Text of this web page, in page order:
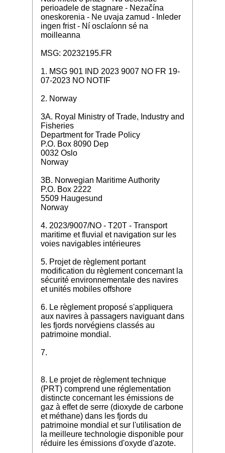
perioadele de stagnare - Nezačína
oneskorenia - Ne uvaja zamud - Inleder
ingen frist - Ní osclaíonn sé na
moilleanna
MSG: 20232195.FR
1. MSG 901 IND 2023 9007 NO FR 19-
07-2023 NO NOTIF
2. Norway
3A. Royal Ministry of Trade, Industry and
Fisheries
Department for Trade Policy
P.O. Box 8090 Dep
0032 Oslo
Norway
3B. Norwegian Maritime Authority
P.O. Box 2222
5509 Haugesund
Norway
4. 2023/9007/NO - T20T - Transport
maritime et fluvial et navigation sur les
voies navigables intérieures
5. Projet de règlement portant
modification du règlement concernant la
sécurité environnementale des navires
et unités mobiles offshore
6. Le règlement proposé s'appliquera
aux navires à passagers naviguant dans
les fjords norvégiens classés au
patrimoine mondial.
7.
8. Le projet de règlement technique
(PRT) comprend une réglementation
distincte concernant les émissions de
gaz à effet de serre (dioxyde de carbone
et méthane) dans les fjords du
patrimoine mondial et sur l'utilisation de
la meilleure technologie disponible pour
réduire les émissions d'oxyde d'azote.